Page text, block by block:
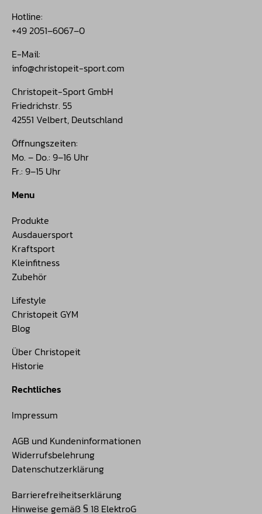
Hotline:
+49 2051–6067–0
E-Mail:
info@christopeit-sport.com
Christopeit-Sport GmbH
Friedrichstr. 55
42551 Velbert, Deutschland
Öffnungszeiten:
Mo. – Do.: 9–16 Uhr
Fr.: 9–15 Uhr
Menu
Produkte
Ausdauersport
Kraftsport
Kleinfitness
Zubehör
Lifestyle
Christopeit GYM
Blog
Über Christopeit
Historie
Rechtliches
Impressum
AGB und Kundeninformationen
Widerrufsbelehrung
Datenschutzerklärung
Barrierefreiheitserklärung
Hinweise gemäß § 18 ElektroG